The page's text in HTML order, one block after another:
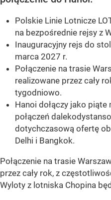
Polskie Linie Lotnicze
na bezpośrednie rejsy z
Inauguracyjny rejs do
marca 2027 r.
Połączenie na trasie
realizowane przez cały
tygodniowo.
Hanoi dołączy jako
połączeń
dotychczasową ofertę
Delhi i Bangkok.
Połączenie na trasie
przez cały rok, z
Wyloty z lotniska Chopina